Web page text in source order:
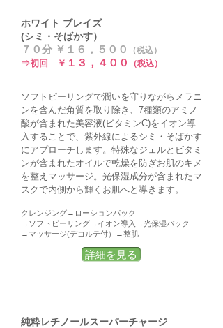
ホワイト ブレイズ
(シミ・そばかす）
７０分 ￥１６，５００ （税込）
⇒初回 ￥ １３ ， ４００ （税込）
ソフトピーリングで潤いを守りながらメラニ
ンを含んだ角質を取り除き、7種類のアミノ
酸が含まれた美容液(ビタミンC)をイオン導
入することで、紫外線によるシミ・そばかす
にアプローチします。特殊なジェルとビタミ
ンが含まれたオイルで乾燥を防ぎお肌のキメ
を整えマッサージ。光保湿成分が含まれたマ
スクで内側から輝くお肌へと導きます。
クレンジング→ローションパック
→ソフトピーリング→イオン導入→光保湿パック
→マッサージ(デコルテ付）→整肌
詳細を見る
​純粋レチノールスーパーチャージ